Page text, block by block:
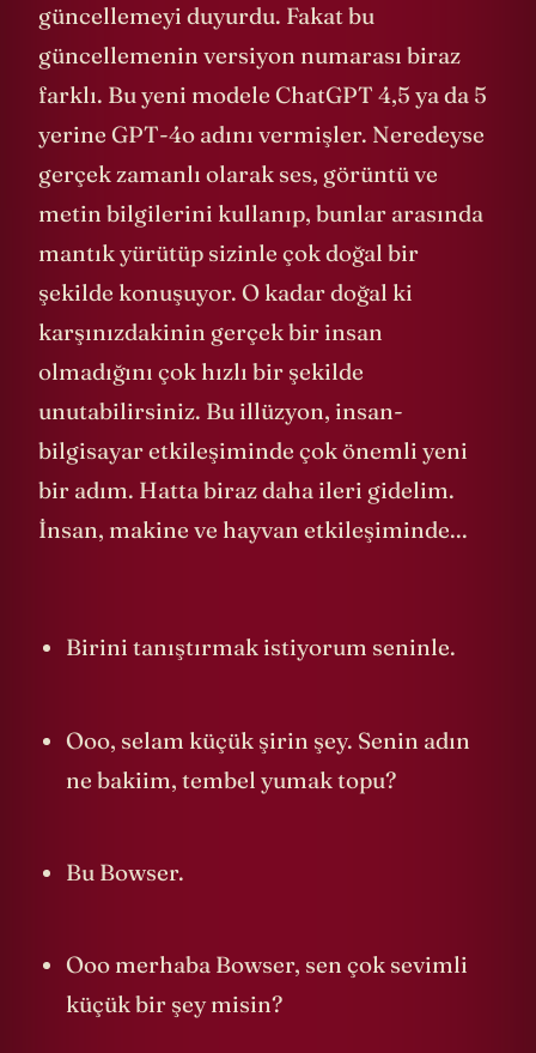
güncellemeyi duyurdu. Fakat bu
güncellemenin versiyon numarası biraz
farklı. Bu yeni modele ChatGPT 4,5 ya da 5
yerine GPT-4o adını vermişler. Neredeyse
gerçek zamanlı olarak ses, görüntü ve
metin bilgilerini kullanıp, bunlar arasında
mantık yürütüp sizinle çok doğal bir
şekilde konuşuyor. O kadar doğal ki
karşınızdakinin gerçek bir insan
olmadığını çok hızlı bir şekilde
unutabilirsiniz. Bu illüzyon, insan-
bilgisayar etkileşiminde çok önemli yeni
bir adım. Hatta biraz daha ileri gidelim.
İnsan, makine ve hayvan etkileşiminde...
Birini tanıştırmak istiyorum seninle.
Ooo, selam küçük şirin şey. Senin adın
ne bakiim, tembel yumak topu?
Bu Bowser.
Ooo merhaba Bowser, sen çok sevimli
küçük bir şey misin?